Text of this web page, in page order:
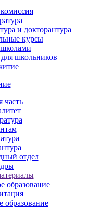
и докторантура
курсы
школьников
часть
отдел
образование
образование